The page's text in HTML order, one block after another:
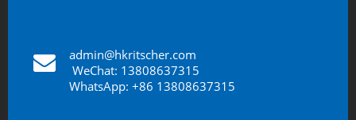
admin@hkritscher.com
WeChat: 13808637315
WhatsApp: +86 13808637315